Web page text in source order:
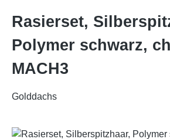
Rasierset,
Polymer schwarz,
MACH3
Golddachs
Bildergalerie überspringen